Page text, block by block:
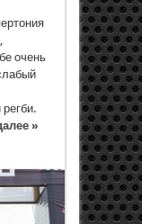
очень
»